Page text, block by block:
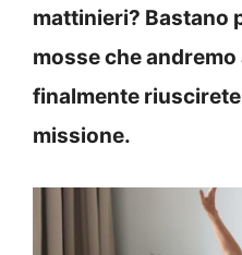
mattinieri? Bastano
mosse che
finalmente
missione.